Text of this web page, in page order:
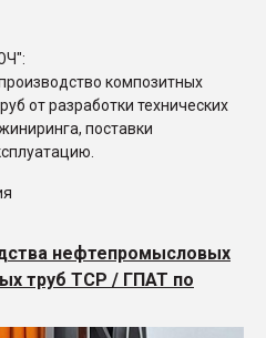
композитных
от разработки технических
поставки
нефтепромысловых
труб TCP / ГПАТ по